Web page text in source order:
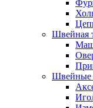
Швейная
Швейные